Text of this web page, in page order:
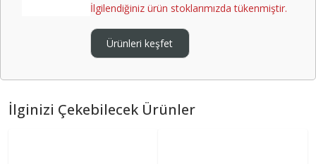
İlgilendiğiniz ürün stoklarımızda tükenmiştir.
Ürünleri keşfet
İlginizi Çekebilecek Ürünler